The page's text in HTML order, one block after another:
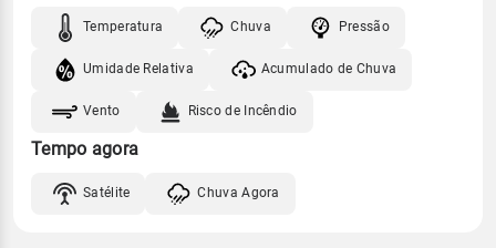
Temperatura Chuva Pressão
Umidade Relativa Acumulado de Chuva
Vento Risco de Incêndio
Tempo agora
Satélite Chuva Agora